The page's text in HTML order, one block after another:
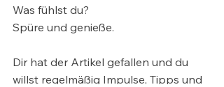
Was fühlst du?
Spüre und genieße.
Dir hat der Artikel gefallen und du
willst regelmäßig Impulse, Tipps und